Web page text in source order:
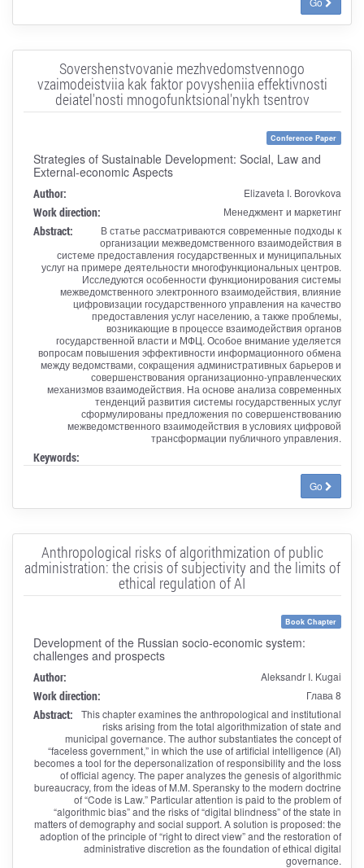
Sovershenstvovanie mezhvedomstvennogo
vzaimodeistviia kak faktor povysheniia effektivnosti
deiatel'nosti mnogofunktsional'nykh tsentrov
Conference Paper
Strategies of Sustainable Development: Social, Law and
External-economic Aspects
Author: Elizaveta I. Borovkova
Work direction: Менеджмент и маркетинг
Abstract:
В статье рассматриваются современные подходы к
организации межведомственного взаимодействия в
системе предоставления государственных и муниципальных
услуг на примере деятельности многофункциональных центров.
Исследуются особенности функционирования системы
межведомственного электронного взаимодействия, влияние
цифровизации государственного управления на качество
предоставления услуг населению, а также проблемы,
возникающие в процессе взаимодействия органов
государственной власти и МФЦ. Особое внимание уделяется
вопросам повышения эффективности информационного обмена
между ведомствами, сокращения административных барьеров и
совершенствования организационно-управленческих
механизмов взаимодействия. На основе анализа современных
тенденций развития системы государственных услуг
сформулированы предложения по совершенствованию
межведомственного взаимодействия в условиях цифровой
трансформации публичного управления.
Keywords:
Go
Anthropological risks of algorithmization of public
administration: the crisis of subjectivity and the limits of
ethical regulation of AI
Book Chapter
Development of the Russian socio-economic system:
challenges and prospects
Author: Aleksandr I. Kugai
Work direction: Глава 8
Abstract:
This chapter examines the anthropological and institutional
risks arising from the total algorithmization of state and
municipal governance. The author substantiates the concept of
“faceless government,” in which the use of artificial intelligence (AI)
becomes a tool for the depersonalization of responsibility and the loss
of official agency. The paper analyzes the genesis of algorithmic
bureaucracy, from the ideas of M.M. Speransky to the modern doctrine
of “Code is Law.” Particular attention is paid to the problem of
“algorithmic bias” and the risks of “digital blindness” of the state in
matters of demography and social support. A solution is proposed: the
adoption of the principle of “right to direct view” and the restoration of
administrative discretion as the foundation of ethical digital
governance.